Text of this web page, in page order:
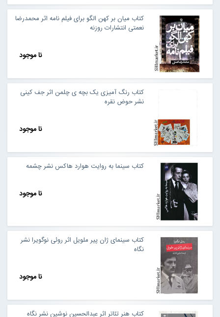
کتاب میان بر کهن الگو برای فیلم نامه اثر محمدرضا
نعمتی انتشارات روزنه
نا موجود
کتاب رنگ آمیزی یک بچه ی چلمن اثر جف کینی
نشر حوض نقره
نا موجود
کتاب سینما به روایت هوارد هاکس نشر چشمه
نا موجود
کتاب سینمای ژان پیر ملویل اثر روئی نوگویرا نشر
نگاه
نا موجود
کتاب هنر تئاتر اثر عبدالحسین نوشین نشر نگاه